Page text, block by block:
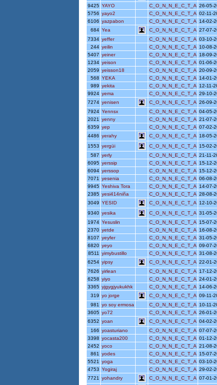
9425 YAYO C_O_N_N_E_C_T_A 26-05-
5756 yayo2 C_O_N_N_E_C_T_A 02-11-
6106 yazpabon C_O_N_N_E_C_T_A
14-02-
684 Yea C_O_N_N_E_C_T_A 27-07-
7334 yeffer C_O_N_N_E_C_T_A 03-10-
244 yeilin C_O_N_N_E_C_T_A
10-08-
5407 yeiner C_O_N_N_E_C_T_A
18-09-
1234 yeison C_O_N_N_E_C_T_A 01-06-
2059 yeisson18 C_O_N_N_E_C_T_A 20-09-
568 YEKA C_O_N_N_E_C_T_A
14-01-
989 yekita C_O_N_N_E_C_T_A
12-11-
9924 yema C_O_N_N_E_C_T_A 29-10-
7274 yenisen C_O_N_N_E_C_T_A 26-09-
7924 Yennsx C_O_N_N_E_C_T_A 04-05-
2021
yenny C_O_N_N_E_C_T_A 21-07-
6359 yep C_O_N_N_E_C_T_A 07-02-
4486 yerahy C_O_N_N_E_C_T_A
18-05-
1553 yergüi C_O_N_N_E_C_T_A
15-02-
587 yerly C_O_N_N_E_C_T_A 21-11-
6095 yerssip C_O_N_N_E_C_T_A
15-12-
6094 yerssop C_O_N_N_E_C_T_A
15-12-
7071
yesenia C_O_N_N_E_C_T_A 06-08-
9945 Yeshiva Tora C_O_N_N_E_C_T_A
14-07-
2385 yesi414niña C_O_N_N_E_C_T_A 28-08-
3049 YESID C_O_N_N_E_C_T_A
12-10-
9340 yesika C_O_N_N_E_C_T_A 31-05-
1974 Yesuslin C_O_N_N_E_C_T_A
15-07-
2370 yetde C_O_N_N_E_C_T_A
16-08-
8107 yeyfer C_O_N_N_E_C_T_A 31-05-
6820 yeyo C_O_N_N_E_C_T_A 09-07-
8511
yimybustillo C_O_N_N_E_C_T_A 31-08-
6254 yipsy C_O_N_N_E_C_T_A 22-01-
7626 yirlean C_O_N_N_E_C_T_A
17-12-
6258 yiyo C_O_N_N_E_C_T_A 24-01-
3365 yjgygjyukukhk C_O_N_N_E_C_T_A
14-06-
319 yo jorge C_O_N_N_E_C_T_A 09-11-
981
yo soy ermosa C_O_N_N_E_C_T_A
10-11-
3605 yo72 C_O_N_N_E_C_T_A 26-01-
6352 yoan C_O_N_N_E_C_T_A 04-02-
166 yoasturiano C_O_N_N_E_C_T_A 07-07-
3398 yocasta200 C_O_N_N_E_C_T_A 01-12-
2452 yoco C_O_N_N_E_C_T_A 21-08-
861
yodes C_O_N_N_E_C_T_A
15-07-
5521
yoga C_O_N_N_E_C_T_A 03-10-
4753 Yogiraj C_O_N_N_E_C_T_A 29-02-
7721
yohandry C_O_N_N_E_C_T_A 07-01-